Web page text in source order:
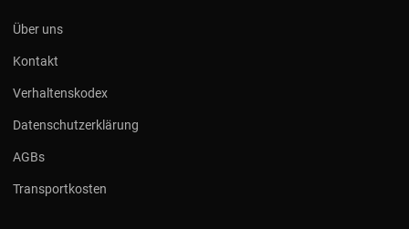
Über uns
Kontakt
Verhaltenskodex
Datenschutzerklärung
AGBs
Transportkosten